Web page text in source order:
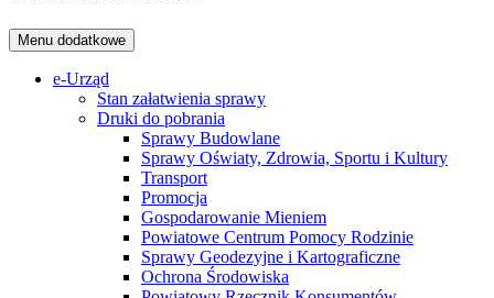
Menu dodatkowe
e-Urząd
Stan załatwienia sprawy
Druki do pobrania
Sprawy Budowlane
Sprawy Oświaty, Zdrowia, Sportu i Kultury
Transport
Promocja
Gospodarowanie Mieniem
Powiatowe Centrum Pomocy Rodzinie
Sprawy Geodezyjne i Kartograficzne
Ochrona Środowiska